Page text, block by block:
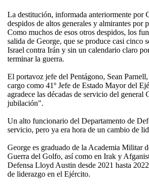
La destitución, informada anteriormente por
despidos de altos generales y almirantes por
Como muchos de esos otros despidos, los
salida de George, que se produce casi cinco
Israel contra Irán y sin un calendario claro
terminar la guerra.
El portavoz jefe del Pentágono, Sean
cargo como 41º Jefe de Estado Mayor del
agradece las décadas de servicio del
jubilación".
Un alto funcionario del Departamento de
servicio, pero ya era hora de un cambio de
George es graduado de la Academia Militar
Guerra del Golfo, así como en Irak y
Defensa Lloyd Austin desde 2021 hasta
de liderazgo en el Ejército.